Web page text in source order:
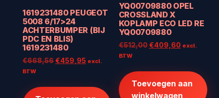
1619231480 PEUGEOT
5008 6/17>24
ACHTERBUMPER (BIJ
PDC EN BLIS)
1619231480
€668,56Oorspronkelijke
€459,95 Huidige
€459,95.
excl.
BTW
YQ00709880 OPEL
CROSSLAND X
KOPLAMP ECO LED RE
YQ00709880
€512,00 Oorspronkelijke
€409,60Huidige
€409,60.
excl.
BTW
Toevoegen aan
winkelwagen